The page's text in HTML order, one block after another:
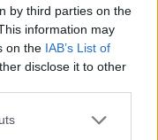
by third parties on the
information may
on the IAB’s List of
disclose it to other
szombati
váratlan javaslat
a Magyar
gazdaság